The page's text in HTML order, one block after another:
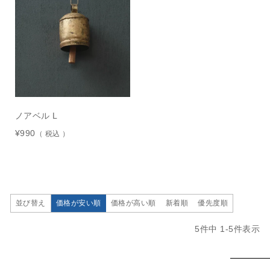
ノアベル L
¥990 税込
並び替え 価格が安い順 価格が高い順 新着順 優先度順
5件中 1 -5件表示